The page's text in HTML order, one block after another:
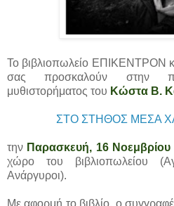
Το βιβλιοπωλείο ΕΠΙΚΕΝΤΡΟΝ
σας προσκαλούν στην
μυθιστορήματος του Κώστα Β.
ΣΤΟ ΣΤΗΘΟΣ ΜΕΣΑ
την Παρασκευή, 16 Νοεμβρίου
χώρο του βιβλιοπωλείου
Ανάργυροι).
Με αφορμή το βιβλίο, ο